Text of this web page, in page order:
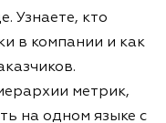
Узнаете, кто
в компании и как
метрик,
на одном языке с